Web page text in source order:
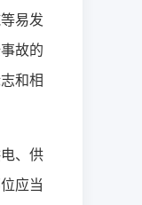
易发
故的
和相
、供
应当